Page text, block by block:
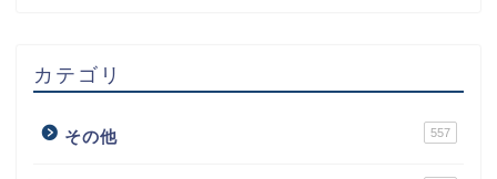
カテゴリ
その他 557